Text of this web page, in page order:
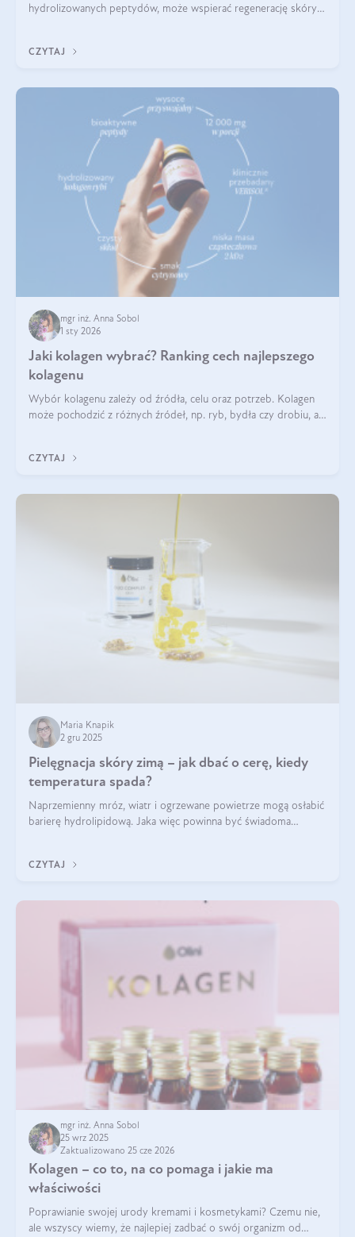
hydrolizowanych peptydów, może wspierać regenerację skóry i
CZYTAJ
mgr inż. Anna Sobol
1 sty 2026
Jaki kolagen wybrać? Ranking cech najlepszego
kolagenu
Wybór kolagenu zależy od źródła, celu oraz potrzeb. Kolagen
może pochodzić z różnych źródeł, np. ryb, bydła czy drobiu, a
bydlęcy.
CZYTAJ
Maria Knapik
2 gru 2025
Pielęgnacja skóry zimą – jak dbać o cerę, kiedy
temperatura spada?
Naprzemienny mróz, wiatr i ogrzewane powietrze mogą osłabić
barierę hydrolipidową. Jaka więc powinna być świadoma
CZYTAJ
mgr inż. Anna Sobol
25 wrz 2025
Zaktualizowano 25 cze 2026
Kolagen – co to, na co pomaga i jakie ma
właściwości
Poprawianie swojej urody kremami i kosmetykami? Czemu nie,
ale wszyscy wiemy, że najlepiej zadbać o swój organizm od